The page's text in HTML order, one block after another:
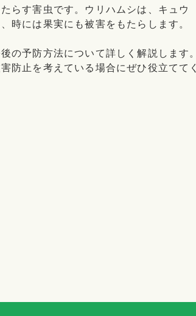
らす害虫です。ウリハムシは、キュウ
時には果実にも被害をもたらします。
の予防方法について詳しく解説します。
防止を考えている場合にぜひ役立ててく